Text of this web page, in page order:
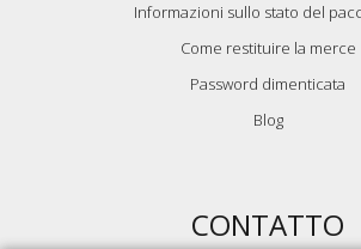
Informazioni sullo stato del
Come restituire la merce
Password dimenticata
Blog
CONTATTO